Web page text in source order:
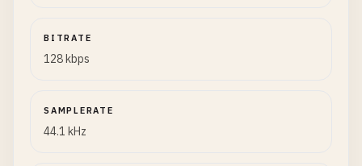
BITRATE
128 kbps
SAMPLERATE
44.1 kHz